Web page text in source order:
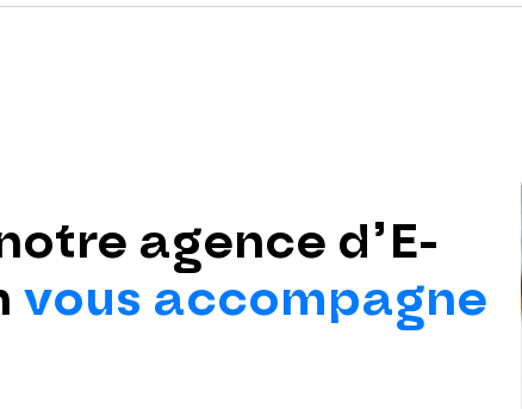
agence d’E-
vous accompagne